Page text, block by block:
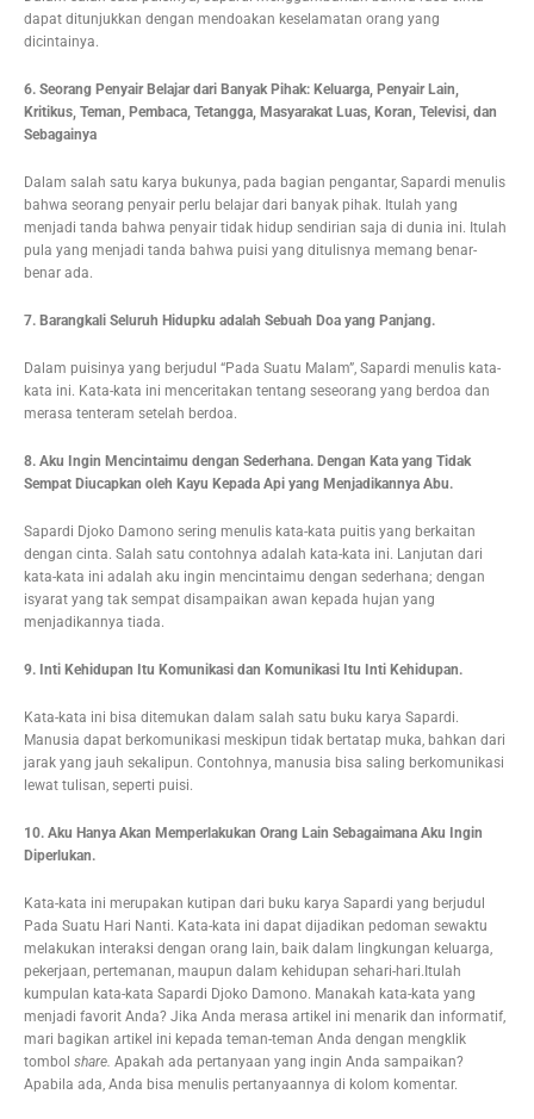
dapat ditunjukkan dengan mendoakan keselamatan orang yang
dicintainya.
6. Seorang Penyair Belajar dari Banyak Pihak: Keluarga, Penyair Lain,
Kritikus, Teman, Pembaca, Tetangga, Masyarakat Luas, Koran, Televisi, dan
Sebagainya
Dalam salah satu karya bukunya, pada bagian pengantar, Sapardi menulis
bahwa seorang penyair perlu belajar dari banyak pihak. Itulah yang
menjadi tanda bahwa penyair tidak hidup sendirian saja di dunia ini. Itulah
pula yang menjadi tanda bahwa puisi yang ditulisnya memang benar-
benar ada.
7. Barangkali Seluruh Hidupku adalah Sebuah Doa yang Panjang.
Dalam puisinya yang berjudul “Pada Suatu Malam”, Sapardi menulis kata-
kata ini. Kata-kata ini menceritakan tentang seseorang yang berdoa dan
merasa tenteram setelah berdoa.
8. Aku Ingin Mencintaimu dengan Sederhana. Dengan Kata yang Tidak
Sempat Diucapkan oleh Kayu Kepada Api yang Menjadikannya Abu.
Sapardi Djoko Damono sering menulis kata-kata puitis yang berkaitan
dengan cinta. Salah satu contohnya adalah kata-kata ini. Lanjutan dari
kata-kata ini adalah aku ingin mencintaimu dengan sederhana; dengan
isyarat yang tak sempat disampaikan awan kepada hujan yang
menjadikannya tiada.
9. Inti Kehidupan Itu Komunikasi dan Komunikasi Itu Inti Kehidupan.
Kata-kata ini bisa ditemukan dalam salah satu buku karya Sapardi.
Manusia dapat berkomunikasi meskipun tidak bertatap muka, bahkan dari
jarak yang jauh sekalipun. Contohnya, manusia bisa saling berkomunikasi
lewat tulisan, seperti puisi.
10. Aku Hanya Akan Memperlakukan Orang Lain Sebagaimana Aku Ingin
Diperlukan.
Kata-kata ini merupakan kutipan dari buku karya Sapardi yang berjudul
Pada Suatu Hari Nanti. Kata-kata ini dapat dijadikan pedoman sewaktu
melakukan interaksi dengan orang lain, baik dalam lingkungan keluarga,
pekerjaan, pertemanan, maupun dalam kehidupan sehari-hari.Itulah
kumpulan kata-kata Sapardi Djoko Damono. Manakah kata-kata yang
menjadi favorit Anda? Jika Anda merasa artikel ini menarik dan informatif,
mari bagikan artikel ini kepada teman-teman Anda dengan mengklik
tombol share. Apakah ada pertanyaan yang ingin Anda sampaikan?
Apabila ada, Anda bisa menulis pertanyaannya di kolom komentar.